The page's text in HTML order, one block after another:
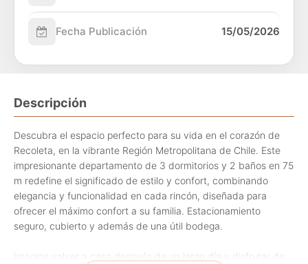
Fecha Publicación 15/05/2026
Descripción
Descubra el espacio perfecto para su vida en el corazón de
Recoleta, en la vibrante Región Metropolitana de Chile. Este
impresionante departamento de 3 dormitorios y 2 baños en 75
m redefine el significado de estilo y confort, combinando
elegancia y funcionalidad en cada rincón, diseñada para
ofrecer el máximo confort a su familia. Estacionamiento
seguro, cubierto y además de una útil bodega.
Imagine volver a casa después de un largo día y disfrutar de